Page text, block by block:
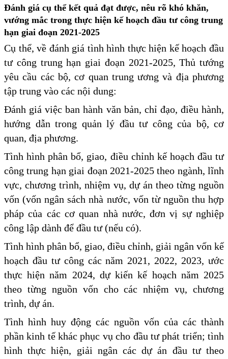
Đánh giá cụ thể kết quả đạt được, nêu rõ khó khăn,
vướng mắc trong thực hiện kế hoạch đầu tư công trung
hạn giai đoạn 2021-2025
Cụ thể, về đánh giá tình hình thực hiện kế hoạch đầu
tư công trung hạn giai đoạn 2021-2025, Thủ tướng
yêu cầu các bộ, cơ quan trung ương và địa phương
tập trung vào các nội dung:
Đánh giá việc ban hành văn bản, chỉ đạo, điều hành,
hướng dẫn trong quản lý đầu tư công của bộ, cơ
quan, địa phương.
Tình hình phân bổ, giao, điều chỉnh kế hoạch đầu tư
công trung hạn giai đoạn 2021-2025 theo ngành, lĩnh
vực, chương trình, nhiệm vụ, dự án theo từng nguồn
vốn (vốn ngân sách nhà nước, vốn từ nguồn thu hợp
pháp của các cơ quan nhà nước, đơn vị sự nghiệp
công lập dành để đầu tư (nếu có).
Tình hình phân bổ, giao, điều chỉnh, giải ngân vốn kế
hoạch đầu tư công các năm 2021, 2022, 2023, ước
thực hiện năm 2024, dự kiến kế hoạch năm 2025
theo từng nguồn vốn cho các nhiệm vụ, chương
trình, dự án.
Tình hình huy động các nguồn vốn của các thành
phần kinh tế khác phục vụ cho đầu tư phát triển; tình
hình thực hiện, giải ngân các dự án đầu tư theo